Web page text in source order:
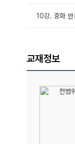
10강. 중화
교재정보